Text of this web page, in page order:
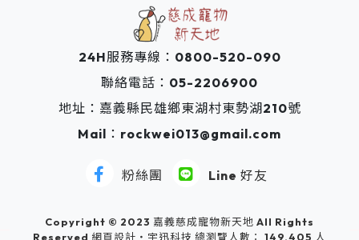
24H服務專線： 0800-520-090
聯絡電話： 05-2206900
地址： 嘉義縣民雄鄉東湖村東勢湖210號
Mail： rockwei013@gmail.com
粉絲團 Line 好友
Copyright © 2023 嘉義慈成寵物新天地 All Rights
Reserved 網頁設計‧宇迅科技 總瀏覽人數： 149,405 人